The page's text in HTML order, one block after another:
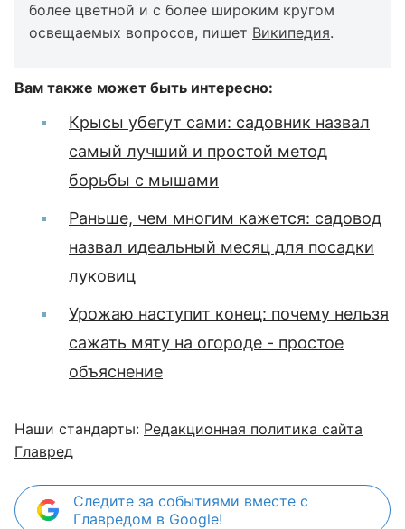
более цветной и с более широким кругом
освещаемых вопросов, пишет Википедия.
Вам также может быть интересно:
Крысы убегут сами: садовник назвал
самый лучший и простой метод
борьбы с мышами
Раньше, чем многим кажется: садовод
назвал идеальный месяц для посадки
луковиц
Урожаю наступит конец: почему нельзя
сажать мяту на огороде - простое
объяснение
Наши стандарты: Редакционная политика сайта
Главред
Следите за событиями вместе с
Главредом в Google!